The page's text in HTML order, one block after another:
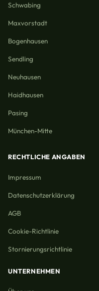
Schwabing
Maxvorstadt
Bogenhausen
Sendling
Neuhausen
Haidhausen
Pasing
München-Mitte
RECHTLICHE ANGABEN
Impressum
Datenschutzerklärung
AGB
Cookie-Richtlinie
Stornierungsrichtlinie
UNTERNEHMEN